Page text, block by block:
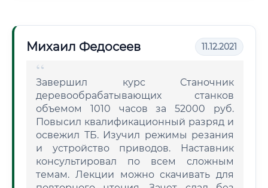
Михаил Федосеев 11.12.2021
Завершил курс Станочник
деревообрабатывающих станков
объемом 1010 часов за 52000 руб.
Повысил квалификационный разряд и
освежил ТБ. Изучил режимы резания
и устройство приводов. Наставник
консультировал по всем сложным
темам. Лекции можно скачивать для